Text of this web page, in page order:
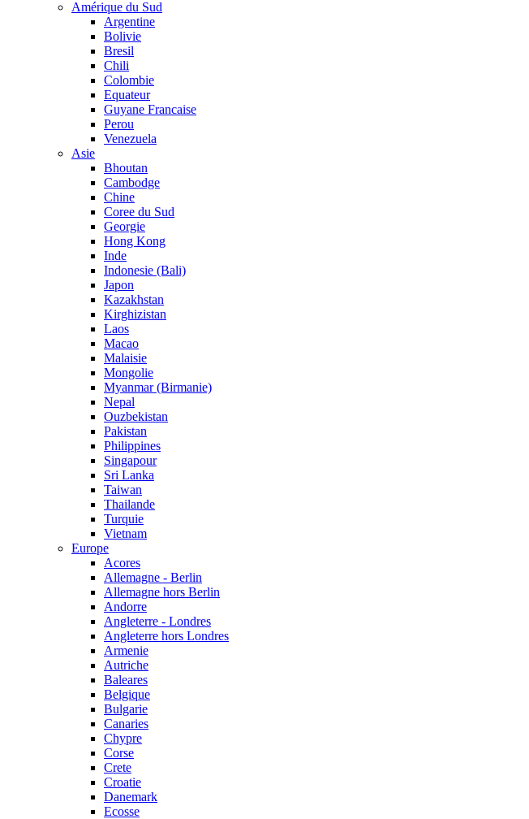
Amérique du Sud
Argentine
Bolivie
Bresil
Chili
Colombie
Equateur
Guyane Francaise
Perou
Venezuela
Asie
Bhoutan
Cambodge
Chine
Coree du Sud
Georgie
Hong Kong
Inde
Indonesie (Bali)
Japon
Kazakhstan
Kirghizistan
Laos
Macao
Malaisie
Mongolie
Myanmar (Birmanie)
Nepal
Ouzbekistan
Pakistan
Philippines
Singapour
Sri Lanka
Taiwan
Thailande
Turquie
Vietnam
Europe
Acores
Allemagne - Berlin
Allemagne hors Berlin
Andorre
Angleterre - Londres
Angleterre hors Londres
Armenie
Autriche
Baleares
Belgique
Bulgarie
Canaries
Chypre
Corse
Crete
Croatie
Danemark
Ecosse